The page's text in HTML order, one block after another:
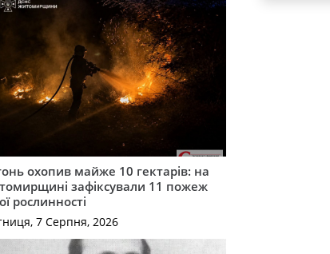
охопив майже 10 гектарів: на
зафіксували 11 пожеж
рослинності
7 Серпня, 2026